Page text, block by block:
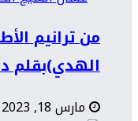
من ترانيم
الهدي)بقلم
مارس 18, 2023